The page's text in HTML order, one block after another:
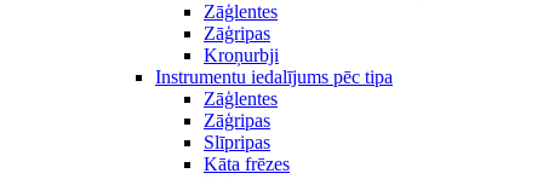
Zāģlentes
Zāģripas
Kroņurbji
Instrumentu iedalījums pēc tipa
Zāģlentes
Zāģripas
Slīpripas
Kāta frēzes